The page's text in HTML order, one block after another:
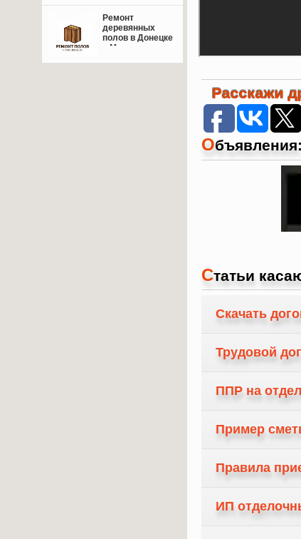
Расскажи
Объявления:
Статьи
Скачать
Трудовой
ППР на
Пример
Правила
ИП
Ремонт
деревянных
полов в Донецке
и Макеевке: от